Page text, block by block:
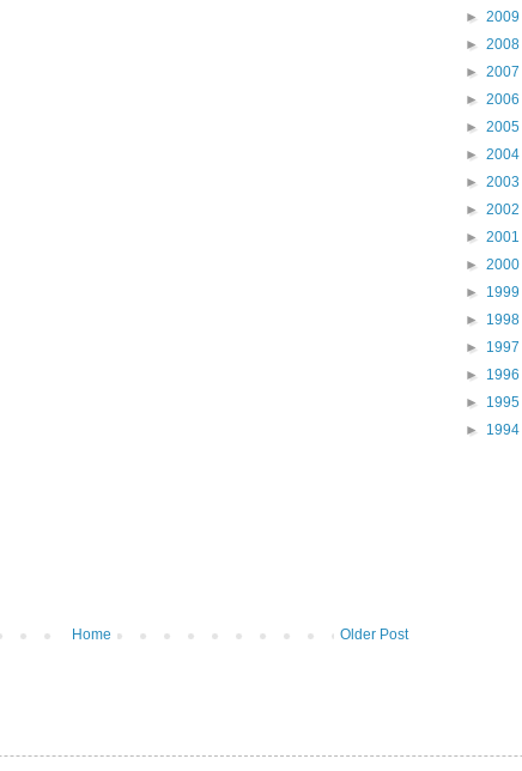
Older Post
Home
► 2009
► 2008
► 2007
► 2006
► 2005
► 2004
► 2003
► 2002
► 2001
► 2000
► 1999
► 1998
► 1997
► 1996
► 1995
► 1994